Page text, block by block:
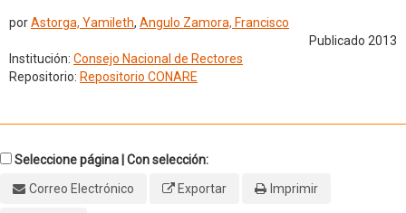
porAstorga, Yamileth, Angulo Zamora, Francisco
Publicado 2013
Institución: Consejo Nacional de Rectores
Repositorio: Repositorio CONARE
Seleccione página | Con selección:
Correo Electrónico
Exportar Imprimir